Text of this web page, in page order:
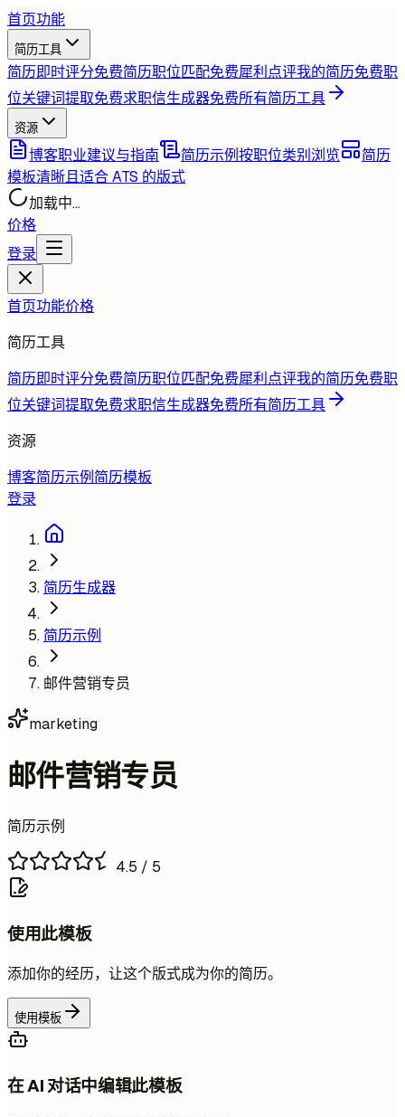
首页功能
简历工具
简历即时评分免费简历职位匹配免费犀利点评我的简历免费职
位关键词提取免费求职信生成器免费所有简历工具
资源
博客职业建议与指南 简历示例按职位类别浏览
简历
模板清晰且适合 ATS 的版式
加载中...
价格
登录
首页功能价格
简历工具
简历即时评分免费简历职位匹配免费犀利点评我的简历免费职
位关键词提取免费求职信生成器免费所有简历工具
资源
博客简历示例 简历模板
登录
简历生成器
简历示例
邮件营销专员
marketing
邮件营销专员
简历示例
4.5 / 5
使用此模板
添加你的经历，让这个版式成为你的简历。
使用模板
在 AI 对话中编辑此模板